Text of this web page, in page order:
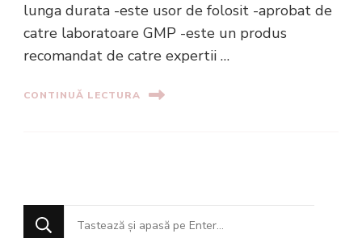
lunga durata -este usor de folosit -aprobat de
catre laboratoare GMP -este un produs
recomandat de catre expertii …
CONTINUĂ LECTURA
Cauți